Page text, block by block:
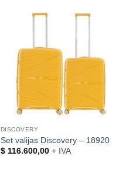
DISCOVERY
Set valijas Discovery – 18920
$116.600,00+ IVA